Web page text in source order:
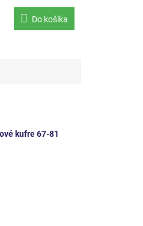
Do košíka
kufre 67-81